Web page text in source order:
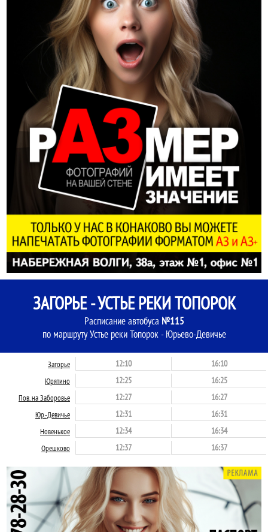
ЗАГОРЬЕ - УСТЬЕ РЕКИ ТОПОРОК
Расписание автобуса №115
по маршруту Устье реки Топорок - Юрьево-Девичье
Загорье 12:10 16:10
Юрятино 12:25 16:25
Пов. на Заборовье 12:27 16:27
Юр.-Девичье 12:31 16:31
Новенькое 12:34 16:34
Орешково 12:37 16:37